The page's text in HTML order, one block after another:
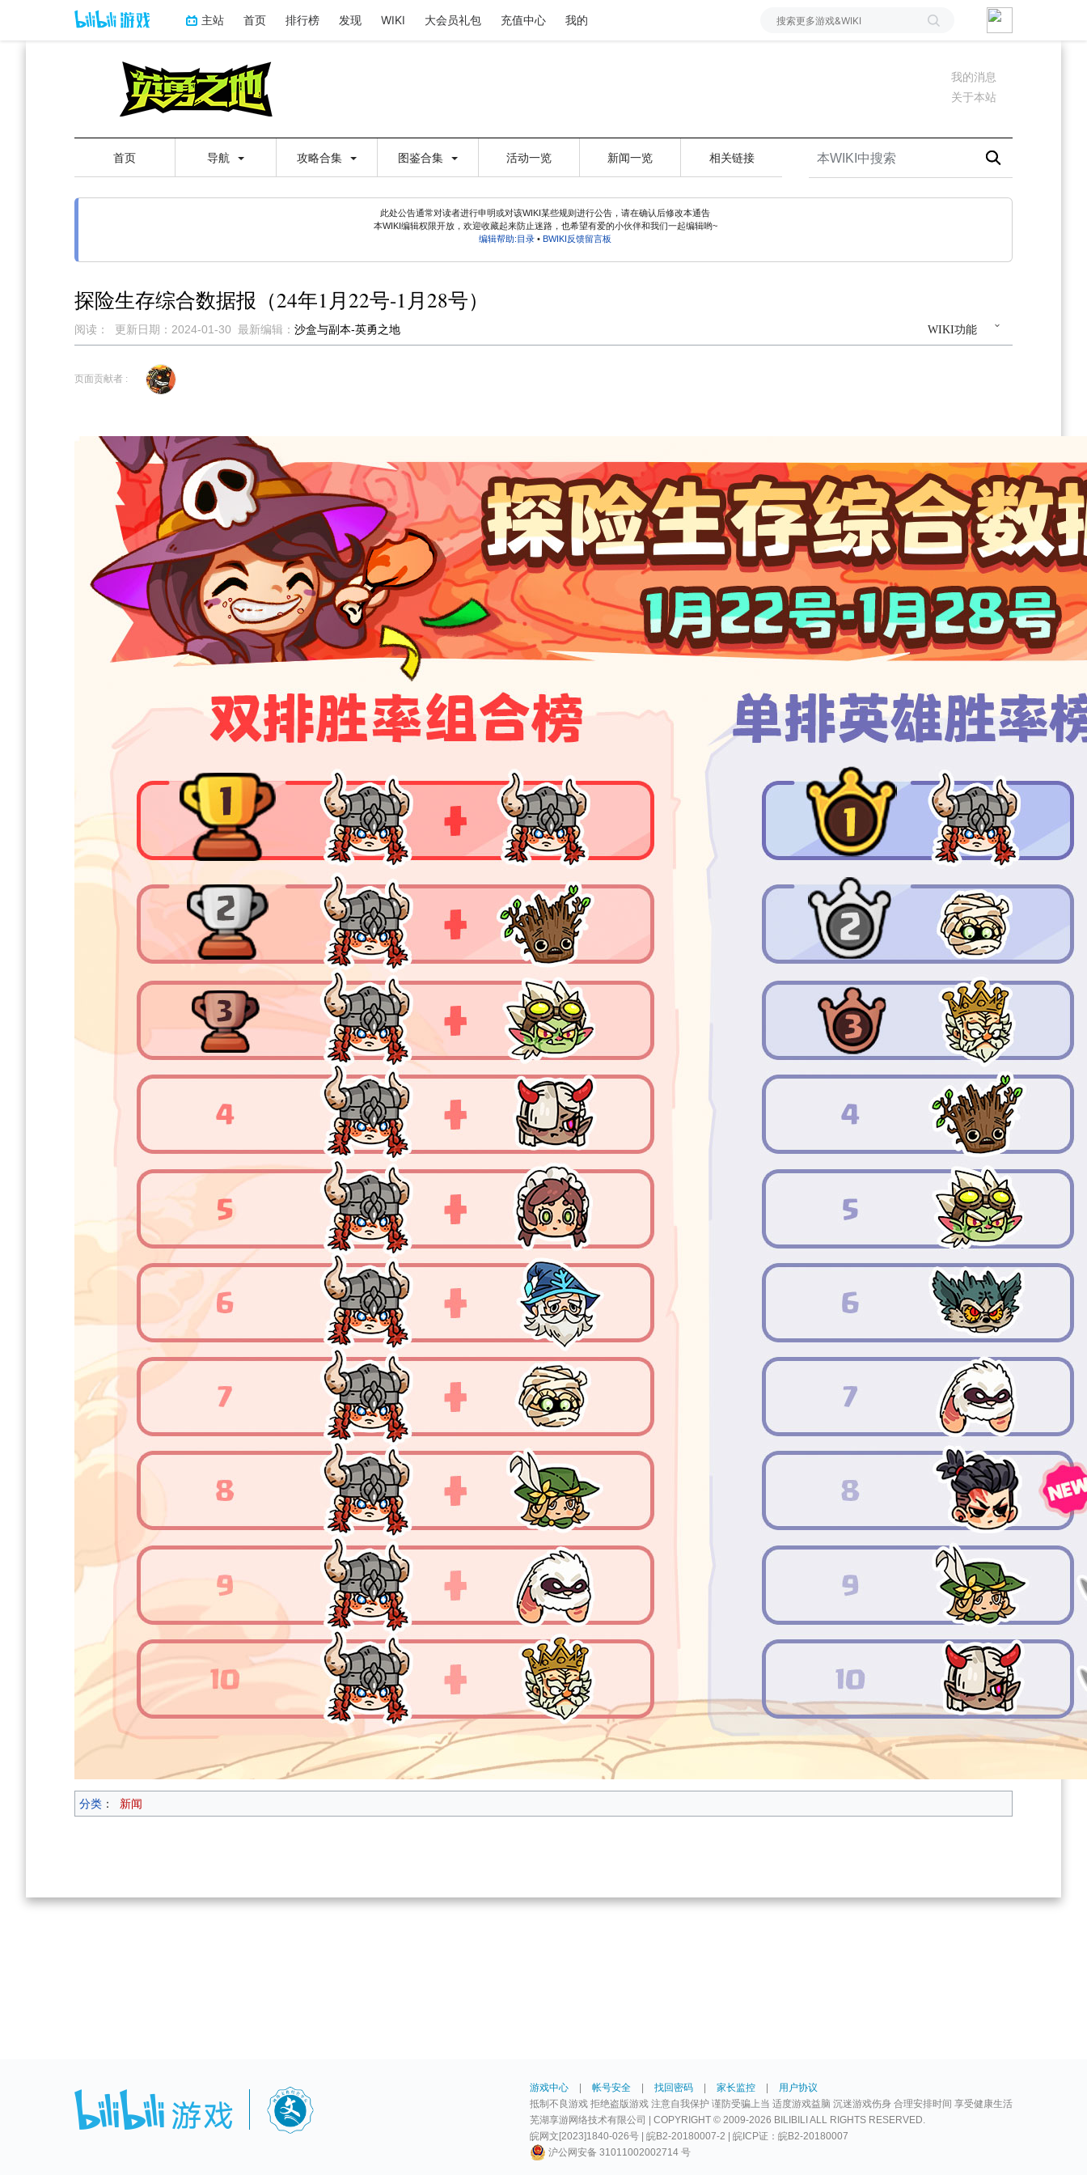
主站 首页 排行榜 发现 WIKI 大会员礼包 充值中心 我的
我的消息
关于本站
首页 导航 攻略合集 图鉴合集 活动一览 新闻一览 相关链接
此处公告通常对读者进行申明或对该WIKI某些规则进行公告，请在确认后修改本通告
本WIKI编辑权限开放，欢迎收藏起来防止迷路，也希望有爱的小伙伴和我们一起编辑哟~
编辑帮助:目录 • BWIKI反馈留言板
探险生存综合数据报（24年1月22号-1月28号）
WIKI功能
阅读： 更新日期： 2024-01-30 最新编辑： 沙盒与副本-英勇之地
到
到
页面贡献者 :
分类 ： 新闻
游戏中心 | 帐号安全 | 找回密码 | 家长监控 |
用户协议
抵制不良游戏 拒绝盗版游戏 注意自我保护 谨防受骗上当 适度游戏益脑 沉迷游戏伤身 合理安排时间 享受健康生活
芜湖享游网络技术有限公司 | COPYRIGHT © 2009-2026 BILIBILI ALL RIGHTS RESERVED.
皖网文[2023]1840-026号 | 皖B2-20180007-2 | 皖ICP证：皖B2-20180007
沪公网安备 31011002002714 号